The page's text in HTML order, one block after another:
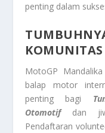
penting dalam
MotoGP
balap motor
penting bagi
Otomotifdan
Pendaftaran